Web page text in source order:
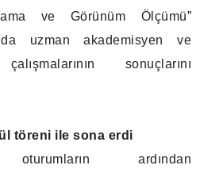
ve Görünüm Ölçümü”
uzman akademisyen ve
sonuçlarını
töreni ile sona erdi
oturumların ardından